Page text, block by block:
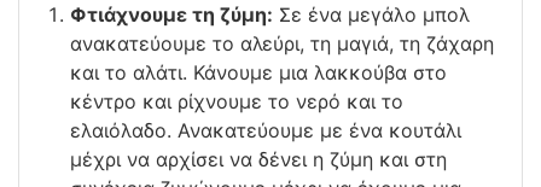
Φτιάχνουμε τη ζύμη: Σε ένα μεγάλο μπολ
ανακατεύουμε το αλεύρι, τη μαγιά, τη ζάχαρη
και το αλάτι. Κάνουμε μια λακκούβα στο
κέντρο και ρίχνουμε το νερό και το
ελαιόλαδο. Ανακατεύουμε με ένα κουτάλι
μέχρι να αρχίσει να δένει η ζύμη και στη